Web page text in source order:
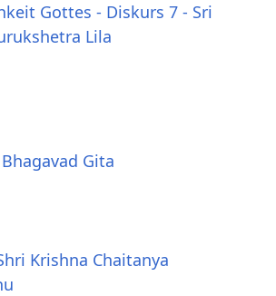
Gottes - Diskurs 7 - Sri
Lila
Gita
Krishna Chaitanya